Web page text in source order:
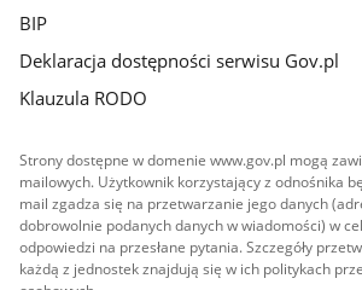
BIP
Deklaracja dostępności serwisu Gov.pl
Klauzula RODO
Strony dostępne w domenie www.gov.pl mogą
mailowych. Użytkownik korzystający z odnośnika
mail zgadza się na przetwarzanie jego danych
dobrowolnie podanych danych w wiadomości) w
odpowiedzi na przesłane pytania. Szczegóły
każdą z jednostek znajdują się w ich politykach